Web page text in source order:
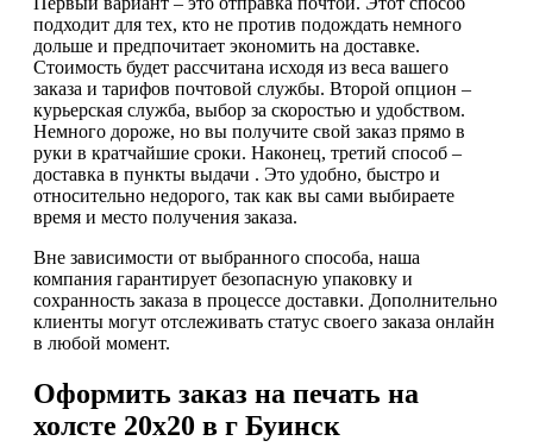
подходит для тех, кто не против подождать немного
дольше и предпочитает экономить на доставке.
Стоимость будет рассчитана исходя из веса вашего
заказа и тарифов почтовой службы. Второй опцион –
курьерская служба, выбор за скоростью и удобством.
Немного дороже, но вы получите свой заказ прямо в
руки в кратчайшие сроки. Наконец, третий способ –
доставка в пункты выдачи . Это удобно, быстро и
относительно недорого, так как вы сами выбираете
время и место получения заказа.
Вне зависимости от выбранного способа, наша
компания гарантирует безопасную упаковку и
сохранность заказа в процессе доставки. Дополнительно
клиенты могут отслеживать статус своего заказа онлайн
в любой момент.
Оформить заказ на печать на
холсте 20х20 в г Буинск